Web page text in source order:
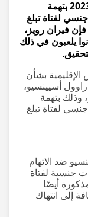
أسينسيو، تم فتح تحقيق ضده في سبتمبر 2023 بتهمة
لفتاة تبلغ
فإن فيران رويز،
يلعبون في ذلك
بشأن
العمر 21 عامًا، راوول أسيينسيو،
بتهمة
لفتاة تبلغ
ضد الاتهام
محتويات جنسية لفتاة
أيضًا
إلى انتهاك